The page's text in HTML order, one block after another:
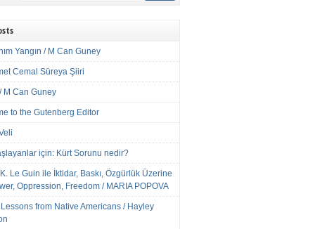
Yangın / M Can Guney
Cemal Süreya Şiiri
M Can Guney
to the Gutenberg Editor
için: Kürt Sorunu nedir?
Le Guin ile İktidar, Baskı, Özgürlük Üzerine
Oppression, Freedom / MARIA POPOVA
from Native Americans / Hayley